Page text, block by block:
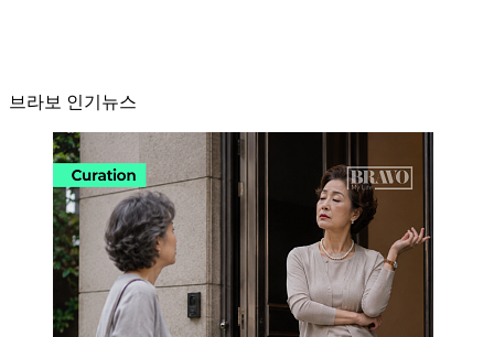
브라보 인기뉴스